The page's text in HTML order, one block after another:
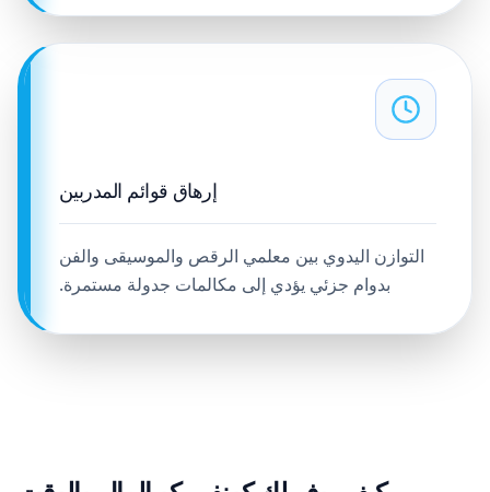
إرهاق قوائم المدربين
التوازن اليدوي بين معلمي الرقص والموسيقى والفن
بدوام جزئي يؤدي إلى مكالمات جدولة مستمرة.